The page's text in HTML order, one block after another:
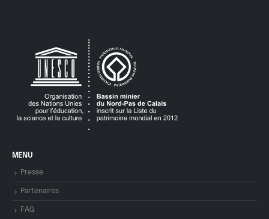
MENU
Presse
Partenaires
FAQ